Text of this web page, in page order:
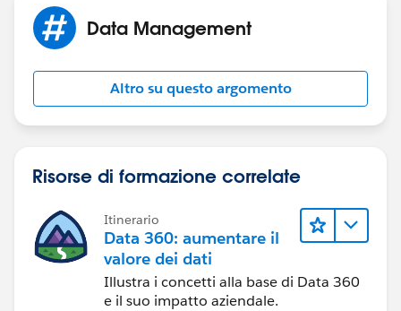
Data Management
Altro su questo argomento
Risorse di formazione correlate
Itinerario
Data 360: aumentare il
valore dei dati
Illustra i concetti alla base di Data 360
e il suo impatto aziendale.